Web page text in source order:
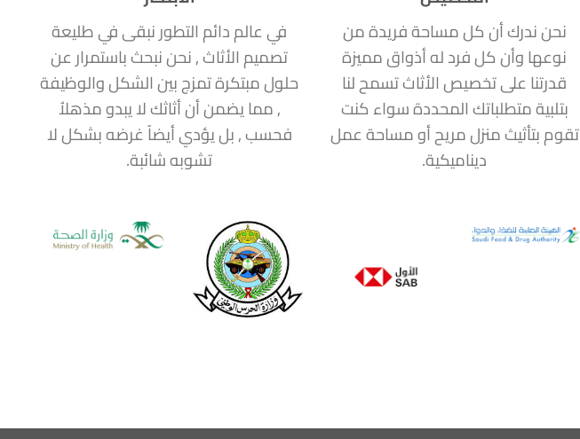
نحن ندرك أن كل مساحة فريدة من
نوعها وأن كل فرد له أذواق مميزة
قدرتنا على تخصيص الأثاث تسمح لنا
بتلبية متطلباتك المحددة سواء كنت
تقوم بتأثيث منزل مريح أو مساحة عمل
ديناميكية.
في عالم دائم التطور نبقى في طليعة
تصميم الأثاث , نحن نبحث باستمرار عن
حلول مبتكرة تمزج بين الشكل والوظيفة
, مما يضمن أن أثاثك لا يبدو مذهلاُ
فحسب , بل يؤدي أيضاً غرضه بشكل لا
تشوبه شائبة.